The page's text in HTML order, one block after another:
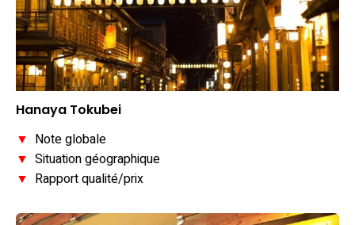
Hanaya Tokubei
▼ Note globale
▼ Situation géographique
▼ Rapport qualité/prix